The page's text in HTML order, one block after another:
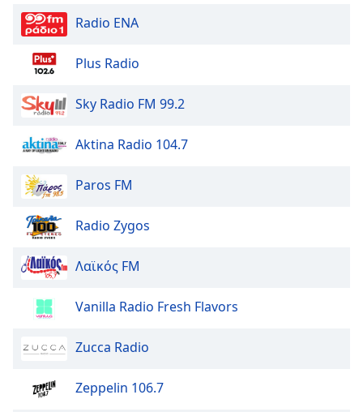
Radio ENA
Plus Radio
Sky Radio FM 99.2
Aktina Radio 104.7
Paros FM
Radio Zygos
Λαϊκός FM
Vanilla Radio Fresh Flavors
Zucca Radio
Zeppelin 106.7